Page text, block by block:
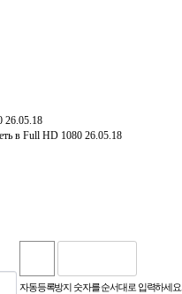
26.05.18
в Full HD 1080 26.05.18
자동등록방지 숫자를 순서대로 입력하세요.